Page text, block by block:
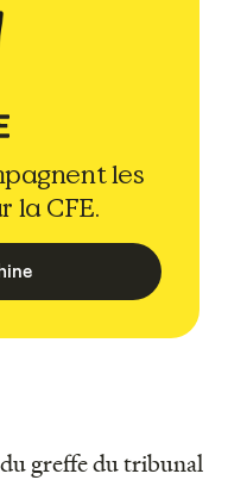
les
la CFE.
greffe du tribunal